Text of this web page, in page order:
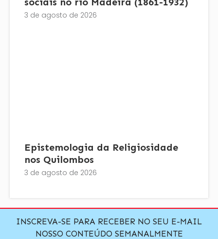
3 de agosto de 2026
Epistemologia da Religiosidade
nos Quilombos
3 de agosto de 2026
INSCREVA-SE PARA RECEBER NO SEU E-MAIL
NOSSO CONTEÚDO SEMANALMENTE